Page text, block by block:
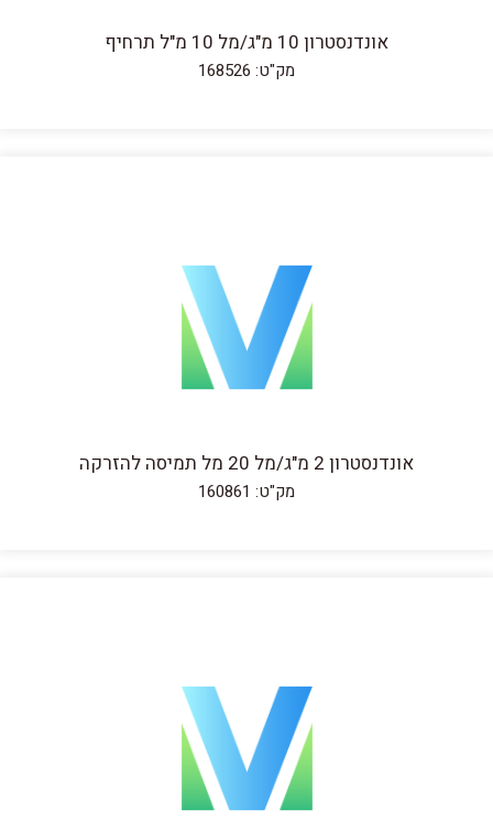
אונדנסטרון 10 מ"ג/מל 10 מ"ל תרחיף
מק"ט: 168526
אונדנסטרון 2 מ"ג/מל 20 מל תמיסה להזרקה
מק"ט: 160861